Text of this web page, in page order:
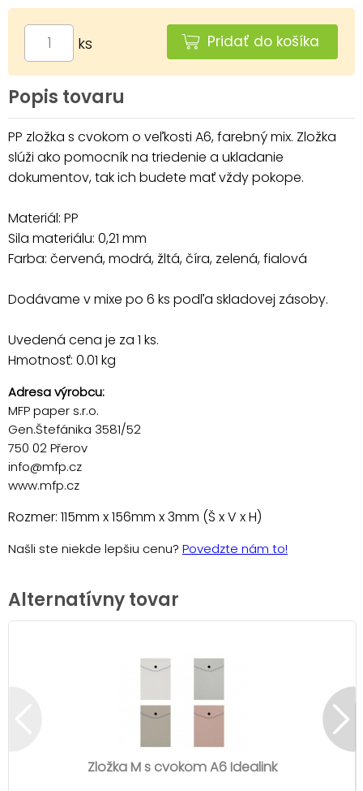
ks Pridať do košíka
Popis tovaru
PP zložka s cvokom o veľkosti A6, farebný mix. Zložka
slúži ako pomocník na triedenie a ukladanie
dokumentov, tak ich budete mať vždy pokope.
Materiál: PP
Sila materiálu: 0,21 mm
Farba: červená, modrá, žltá, číra, zelená, fialová
Dodávame v mixe po 6 ks podľa skladovej zásoby.
Uvedená cena je za 1 ks.
Hmotnosť: 0.01 kg
Adresa výrobcu:
MFP paper s.r.o.
Gen.Štefánika 3581/52
750 02 Přerov
info@mfp.cz
www.mfp.cz
Rozmer: 115mm x 156mm x 3mm (Š x V x H)
Našli ste niekde lepšiu cenu? Povedzte nám to!
Alternatívny tovar
Zložka M s cvokom A6 Idealink